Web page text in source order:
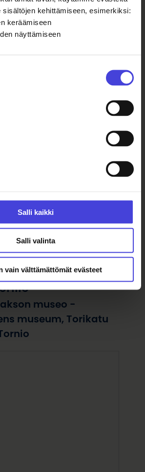
kehittämiseen, esimerkiksi:
keräämiseen
näyttämiseen
Salli kaikki
Salli valinta
vain välttämättömät evästeet
lainata lastenrattaat.
1559
sivu
kanava
museo -
museum
museo -
museum, Torikatu